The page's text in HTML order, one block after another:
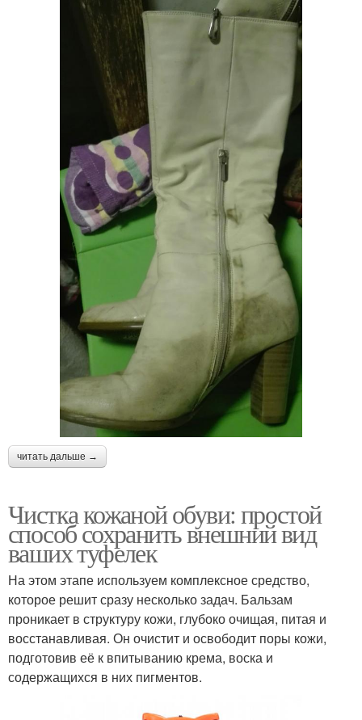
читать дальше →
Чистка кожаной обуви: простой
способ сохранить внешний вид
ваших туфелек
На этом этапе используем комплексное средство,
которое решит сразу несколько задач. Бальзам
проникает в структуру кожи, глубоко очищая, питая и
восстанавливая. Он очистит и освободит поры кожи,
подготовив её к впитыванию крема, воска и
содержащихся в них пигментов.